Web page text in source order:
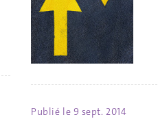
Publié le 9 sept. 2014